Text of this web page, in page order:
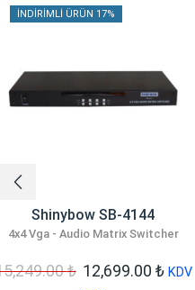
İNDIRIMLI ÜRÜN 17%
Shinybow SB-4144
4x4 Vga - Audio Matrix Switcher
₺ Orijinal
12,699.00 ₺Şu
KDV